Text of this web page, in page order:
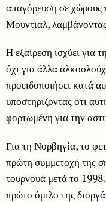
απαγόρευση σε χώρους
Μουντιάλ,
Η εξαίρεση ισχύει για
όχι για άλλα
προειδοποιήσει κατά
υποστηρίζοντας ότι
φορτωμένη για την
Για τη Νορβηγία, το
πρώτη συμμετοχή της
τουρνουά μετά το
πρώτο όμιλο της